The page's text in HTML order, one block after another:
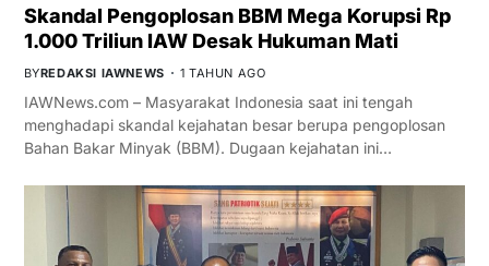
Skandal Pengoplosan BBM Mega Korupsi Rp
1.000 Triliun IAW Desak Hukuman Mati
BYREDAKSI IAWNEWS 1 TAHUN AGO
IAWNews.com – Masyarakat Indonesia saat ini tengah
menghadapi skandal kejahatan besar berupa pengoplosan
Bahan Bakar Minyak (BBM). Dugaan kejahatan ini…